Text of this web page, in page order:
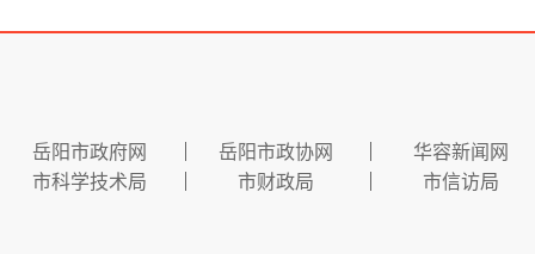
岳阳市政府网 岳阳市政协网
华容新闻网
市科学技术局
市财政局 市信访局